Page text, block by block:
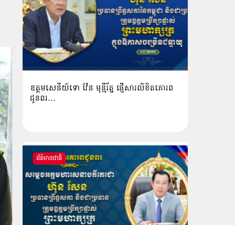
ឧត្តមសេនីយ៍ទោ វ៉ែន មុន្មីរ័ត្ន ផ្ញើសារលិខិតគោរព
ជូនពរ…
ព័ត៌មានជាតិ